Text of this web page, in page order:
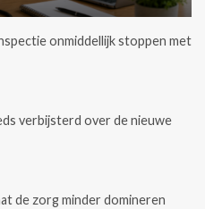
onmiddellijk stoppen met
verbijsterd over de nieuwe
de zorg minder domineren